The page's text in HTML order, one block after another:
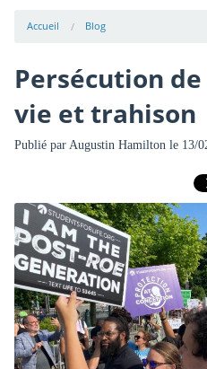
Accueil Blog
Persécution
vie et trahison
Publié par Augustin Hamilton le 13/